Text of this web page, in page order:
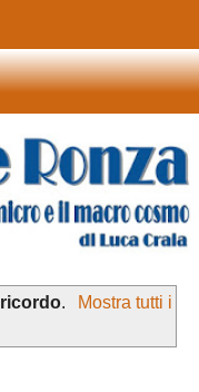
ricordo.
Mostra tutti i